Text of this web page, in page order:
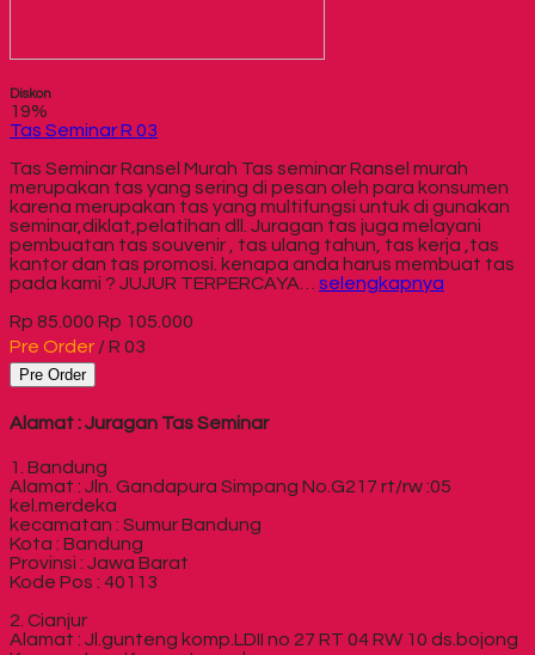
Diskon
19%
Tas Seminar R 03
Tas Seminar Ransel Murah Tas seminar Ransel murah
merupakan tas yang sering di pesan oleh para konsumen
karena merupakan tas yang multifungsi untuk di gunakan
seminar,diklat,pelatihan dll. Juragan tas juga melayani
pembuatan tas souvenir , tas ulang tahun, tas kerja ,tas
kantor dan tas promosi. kenapa anda harus membuat tas
pada kami ? JUJUR TERPERCAYA… selengkapnya
Rp 85.000 Rp 105.000
Pre Order / R 03
Pre Order
Alamat : Juragan Tas Seminar
1. Bandung
Alamat : Jln. Gandapura Simpang No.G217 rt/rw :05
kel.merdeka
kecamatan : Sumur Bandung
Kota : Bandung
Provinsi : Jawa Barat
Kode Pos : 40113
2. Cianjur
Alamat : Jl.gunteng komp.LDII no 27 RT 04 RW 10 ds.bojong